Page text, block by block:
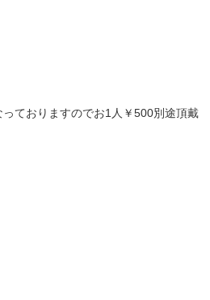
ておりますのでお1人￥500別途頂戴